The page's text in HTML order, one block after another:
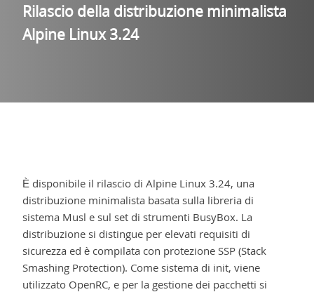
Rilascio della distribuzione minimalista
Alpine Linux 3.24
È disponibile il rilascio di Alpine Linux 3.24, una
distribuzione minimalista basata sulla libreria di
sistema Musl e sul set di strumenti BusyBox. La
distribuzione si distingue per elevati requisiti di
sicurezza ed è compilata con protezione SSP (Stack
Smashing Protection). Come sistema di init, viene
utilizzato OpenRC, e per la gestione dei pacchetti si